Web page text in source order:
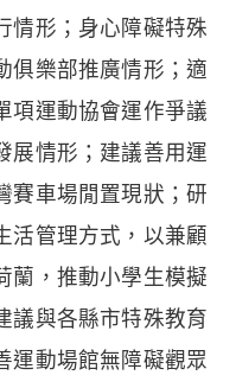
情形；身心障礙特殊
俱樂部推廣情形；適
項運動協會運作爭議
展情形；建議善用運
賽車場閒置現狀；研
活管理方式，以兼顧
蘭，推動小學生模擬
議與各縣市特殊教育
運動場館無障礙觀眾